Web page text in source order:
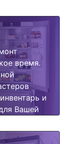
время.
и
Вашей